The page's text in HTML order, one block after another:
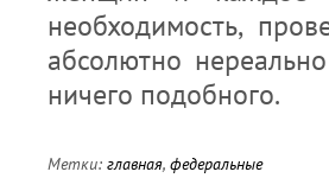
необходимость,
абсолютно
ничего подобного.
Метки: главная, федеральные